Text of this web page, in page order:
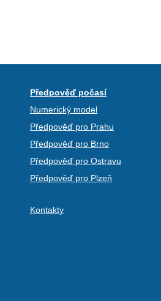
Předpověď počasí
Numerický model
Předpověď pro Prahu
Předpověď pro Brno
Předpověď pro Ostravu
Předpověď pro Plzeň
Kontakty